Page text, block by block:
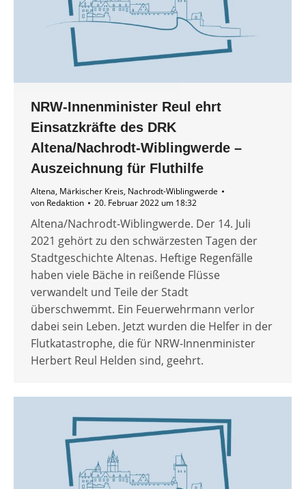
NRW-Innenminister Reul ehrt
Einsatzkräfte des DRK
Altena/Nachrodt-Wiblingwerde –
Auszeichnung für Fluthilfe
Altena, Märkischer Kreis, Nachrodt-Wiblingwerde
von Redaktion 20. Februar 2022 um 18:32
Altena/Nachrodt-Wiblingwerde. Der 14. Juli
2021 gehört zu den schwärzesten Tagen der
Stadtgeschichte Altenas. Heftige Regenfälle
haben viele Bäche in reißende Flüsse
verwandelt und Teile der Stadt
überschwemmt. Ein Feuerwehrmann verlor
dabei sein Leben. Jetzt wurden die Helfer in der
Flutkatastrophe, die für NRW-Innenminister
Herbert Reul Helden sind, geehrt.